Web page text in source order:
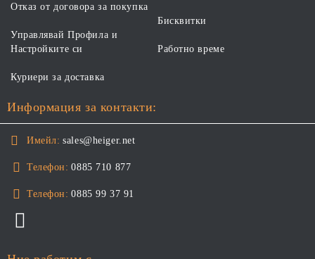
Отказ от договора за покупка
Управлявай Профила и
Настройките си
Бисквитки
Работно време
Куриери за доставка
Информация за контакти:
Имейл: sales@heiger.net
Телефон: 0885 710 877
Телефон: 0885 99 37 91